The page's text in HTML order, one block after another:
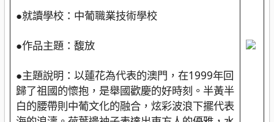
●就讀學校：中葡職業技術學校
●作品主題：馥放
●主題說明：以蓮花為代表的澳門，在1999年回
歸了祖國的懷抱，是舉國歡慶的好時刻。半黃半
白的腰帶則中葡文化的融合，炫彩波浪下擺代表